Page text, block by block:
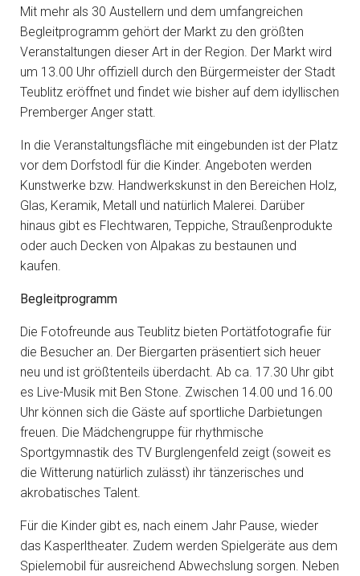
Mit mehr als 30 Austellern und dem umfangreichen
Begleitprogramm gehört der Markt zu den größten
Veranstaltungen dieser Art in der Region. Der Markt wird
um 13.00 Uhr offiziell durch den Bürgermeister der Stadt
Teublitz eröffnet und findet wie bisher auf dem idyllischen
Premberger Anger statt.
In die Veranstaltungsfläche mit eingebunden ist der Platz
vor dem Dorfstodl für die Kinder. Angeboten werden
Kunstwerke bzw. Handwerkskunst in den Bereichen Holz,
Glas, Keramik, Metall und natürlich Malerei. Darüber
hinaus gibt es Flechtwaren, Teppiche, Straußenprodukte
oder auch Decken von Alpakas zu bestaunen und
kaufen.
Begleitprogramm
Die Fotofreunde aus Teublitz bieten Portätfotografie für
die Besucher an. Der Biergarten präsentiert sich heuer
neu und ist größtenteils überdacht. Ab ca. 17.30 Uhr gibt
es Live-Musik mit Ben Stone. Zwischen 14.00 und 16.00
Uhr können sich die Gäste auf sportliche Darbietungen
freuen. Die Mädchengruppe für rhythmische
Sportgymnastik des TV Burglengenfeld zeigt (soweit es
die Witterung natürlich zulässt) ihr tänzerisches und
akrobatisches Talent.
Für die Kinder gibt es, nach einem Jahr Pause, wieder
das Kasperltheater. Zudem werden Spielgeräte aus dem
Spielemobil für ausreichend Abwechslung sorgen. Neben